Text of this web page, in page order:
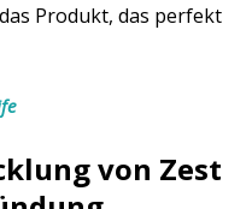
Produkt, das perfekt
von Zest